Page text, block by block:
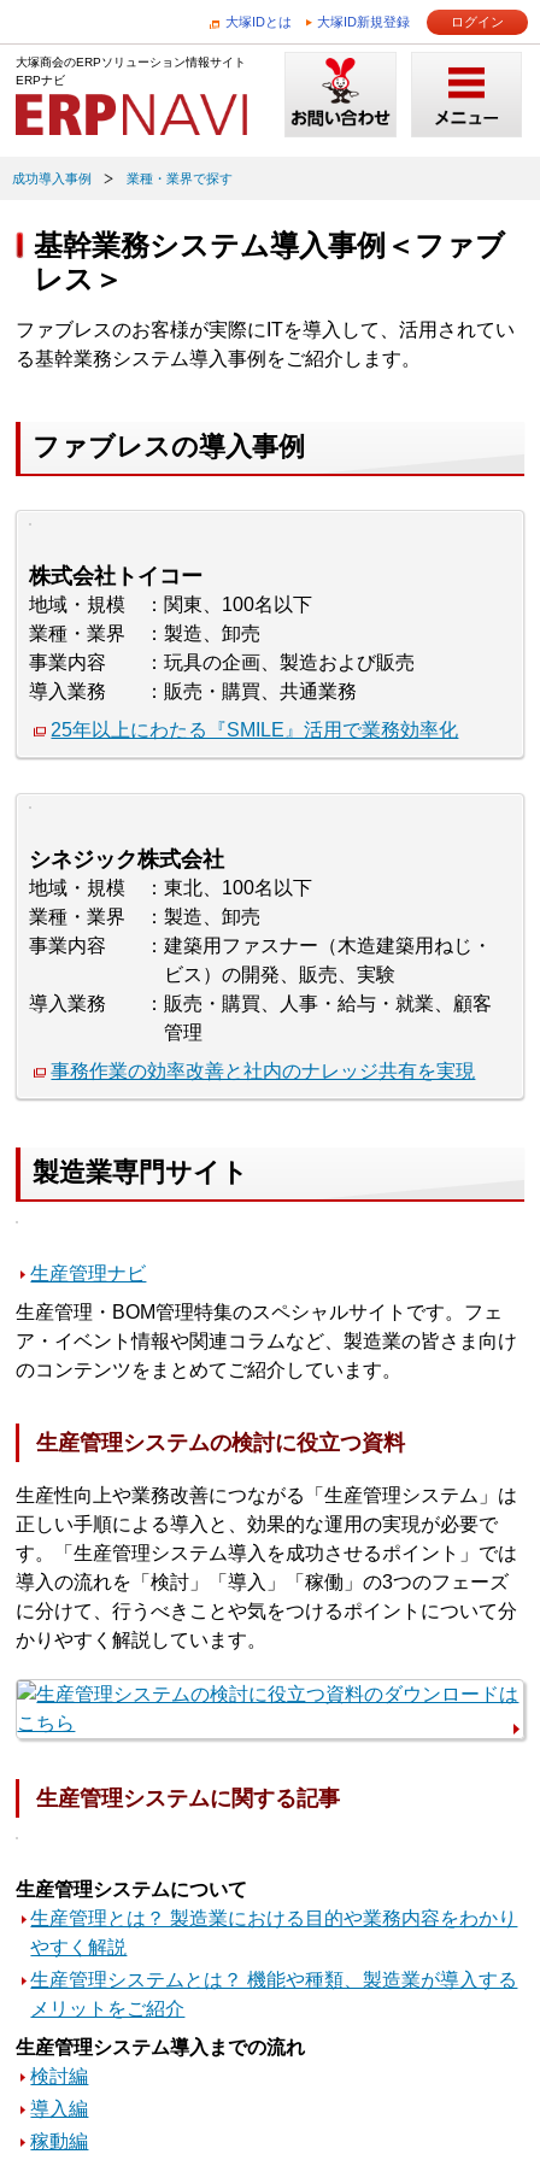
大塚IDとは 大塚ID新規登録 ログイン
大塚商会のERPソリューション情報サイト
ERPナビ
成功導入事例 業種・業界で探す
基幹業務システム導入事例＜ファブ
レス＞
ファブレスのお客様が実際にITを導入して、活用されてい
る基幹業務システム導入事例をご紹介します。
ファブレスの導入事例
株式会社トイコー
地域・規模
関東、100名以下
業種・業界
製造、卸売
事業内容
玩具の企画、製造および販売
導入業務
販売・購買、共通業務
25年以上にわたる『SMILE』活用で業務効率化
シネジック株式会社
地域・規模
東北、100名以下
業種・業界
製造、卸売
事業内容
建築用ファスナー（木造建築用ねじ・
ビス）の開発、販売、実験
導入業務
販売・購買、人事・給与・就業、顧客
管理
事務作業の効率改善と社内のナレッジ共有を実現
製造業専門サイト
生産管理ナビ
生産管理・BOM管理特集のスペシャルサイトです。フェ
ア・イベント情報や関連コラムなど、製造業の皆さま向け
のコンテンツをまとめてご紹介しています。
生産管理システムの検討に役立つ資料
生産性向上や業務改善につながる「生産管理システム」は
正しい手順による導入と、効果的な運用の実現が必要で
す。「生産管理システム導入を成功させるポイント」では
導入の流れを「検討」「導入」「稼働」の3つのフェーズ
に分けて、行うべきことや気をつけるポイントについて分
かりやすく解説しています。
生産管理システムに関する記事
生産管理システムについて
生産管理とは？ 製造業における目的や業務内容をわかり
やすく解説
生産管理システムとは？ 機能や種類、製造業が導入する
メリットをご紹介
生産管理システム導入までの流れ
検討編
導入編
稼動編